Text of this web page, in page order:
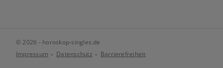
© 2026 - horoskop-singles.de
Impressum
Datenschutz Barrierefreiheit